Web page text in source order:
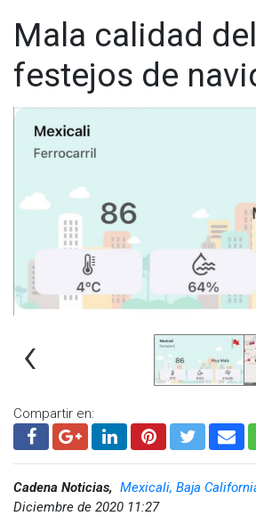
Mala calidad
festejos de
‹
Compartir en:
Cadena Noticias, Mexicali, Baja
Diciembre de 2020 11:27